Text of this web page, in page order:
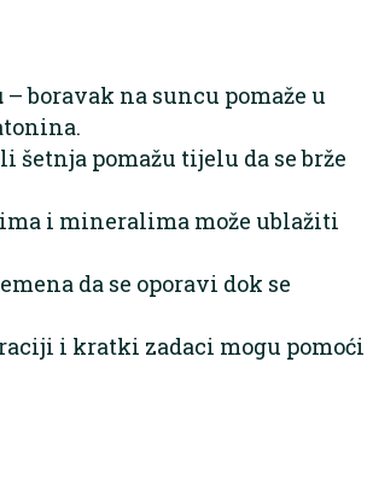
– boravak na suncu pomaže u
šetnja pomažu tijelu da se brže
i mineralima može ublažiti
da se oporavi dok se
i kratki zadaci mogu pomoći